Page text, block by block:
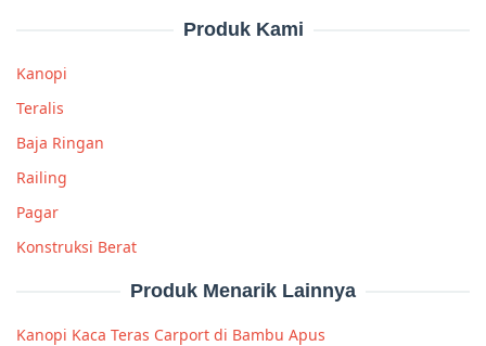
Produk Kami
Kanopi
Teralis
Baja Ringan
Railing
Pagar
Konstruksi Berat
Produk Menarik Lainnya
Kanopi Kaca Teras Carport di Bambu Apus